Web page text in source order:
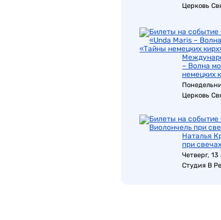
Церковь
– Волна
немецких
Церковь
Наталья
при
Четверг, 13
Студия В